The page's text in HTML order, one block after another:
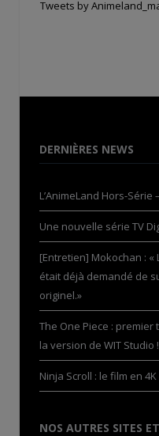
Tweets by
DERNIÈRES NEWS
L’AnimeLand Hors-
Une nouvelle série TV
[Entretien] Mokochan :
était déjà demandé de
originel.»
The One Piece :
la version de WIT Studio !
Ninja Scroll : le film en
NOS AUTRES SITES